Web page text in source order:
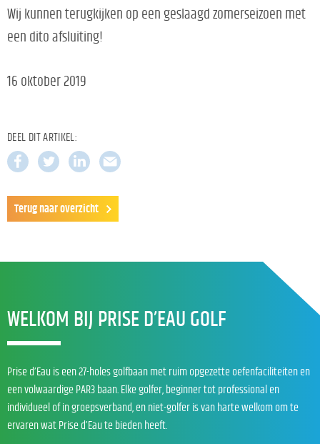
Wij kunnen terugkijken op een geslaagd zomerseizoen met
een dito afsluiting!
16 oktober 2019
DEEL DIT ARTIKEL:
Terug naar overzicht
WELKOM BIJ PRISE D’EAU GOLF
Prise d’Eau is een 27-holes golfbaan met ruim opgezette oefenfaciliteiten en
een volwaardige PAR3 baan. Elke golfer, beginner tot professional en
individueel of in groepsverband, en niet-golfer is van harte welkom om te
ervaren wat Prise d’Eau te bieden heeft.